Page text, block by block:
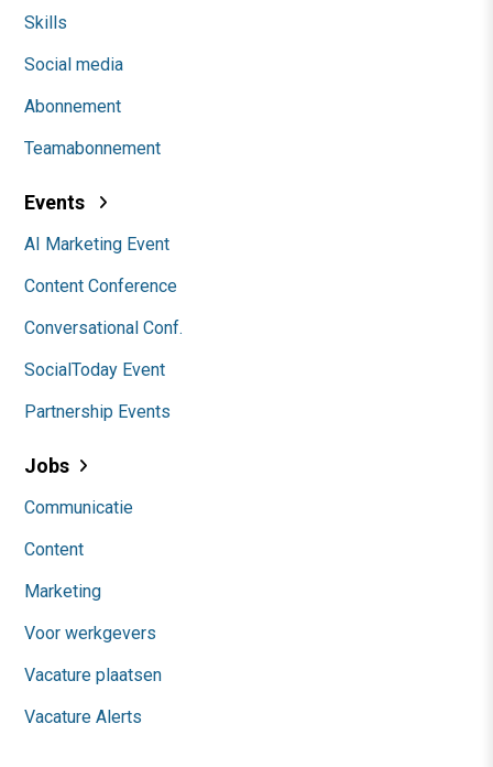
Skills
Social media
Abonnement
Teamabonnement
Events
AI Marketing Event
Content Conference
Conversational Conf.
SocialToday Event
Partnership Events
Jobs
Communicatie
Content
Marketing
Voor werkgevers
Vacature plaatsen
Vacature Alerts